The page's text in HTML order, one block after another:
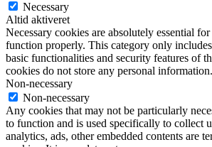
Necessary
Altid aktiveret
Necessary cookies are absolutely essential
function properly. This category only
basic functionalities and security features of
cookies do not store any personal information.
Non-necessary
Non-necessary
Any cookies that may not be particularly
to function and is used specifically to collect
analytics, ads, other embedded contents are